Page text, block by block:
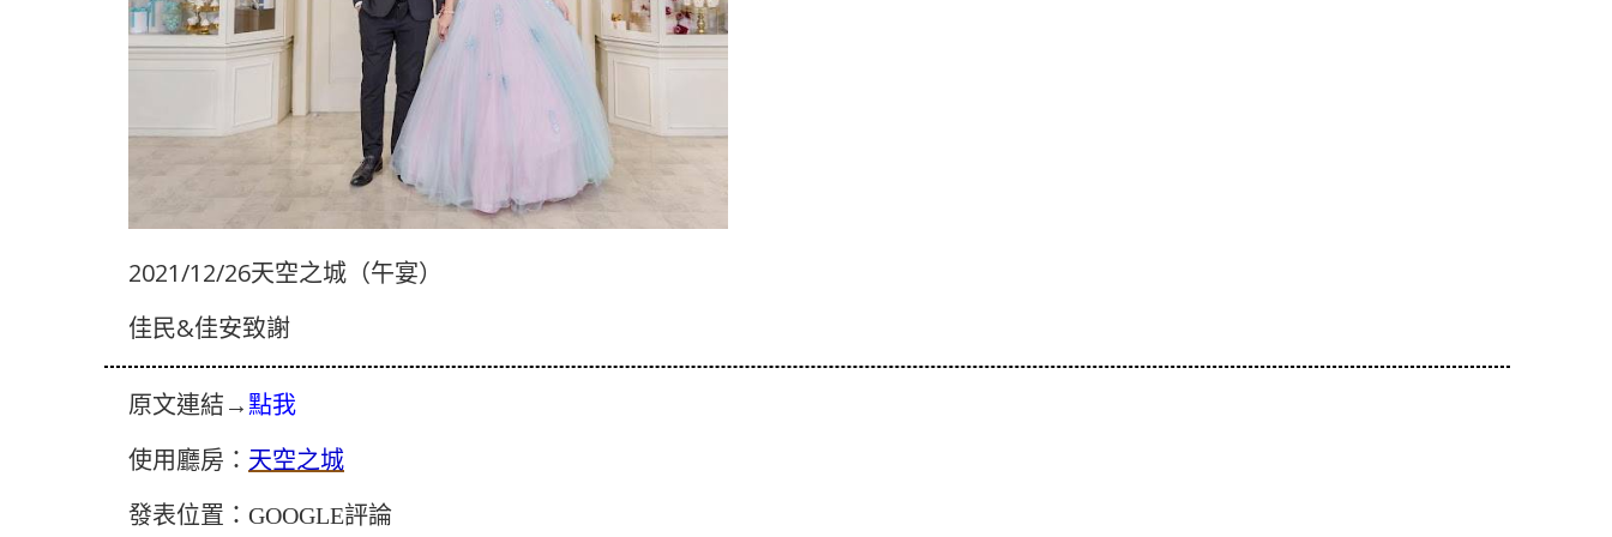
2021/12/26天空之城（午宴）
佳民&佳安致謝
原文連結→ 點我
使用廳房： 天空之城
發表位置：GOOGLE評論